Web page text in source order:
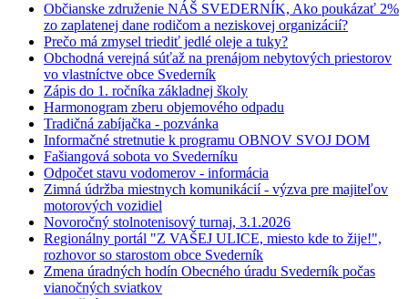
Občianske združenie NÁŠ SVEDERNÍK, Ako poukázať 2%
zo zaplatenej dane rodičom a neziskovej organizácií?
Prečo má zmysel triediť jedlé oleje a tuky?
Obchodná verejná súťaž na prenájom nebytových priestorov
vo vlastníctve obce Svederník
Zápis do 1. ročníka základnej školy
Harmonogram zberu objemového odpadu
Tradičná zabíjačka - pozvánka
Informačné stretnutie k programu OBNOV SVOJ DOM
Fašiangová sobota vo Svederníku
Odpočet stavu vodomerov - informácia
Zimná údržba miestnych komunikácií - výzva pre majiteľov
motorových vozidiel
Novoročný stolnotenisový turnaj, 3.1.2026
Regionálny portál "Z VAŠEJ ULICE, miesto kde to žije!",
rozhovor so starostom obce Svederník
Zmena úradných hodín Obecného úradu Svederník počas
vianočných sviatkov